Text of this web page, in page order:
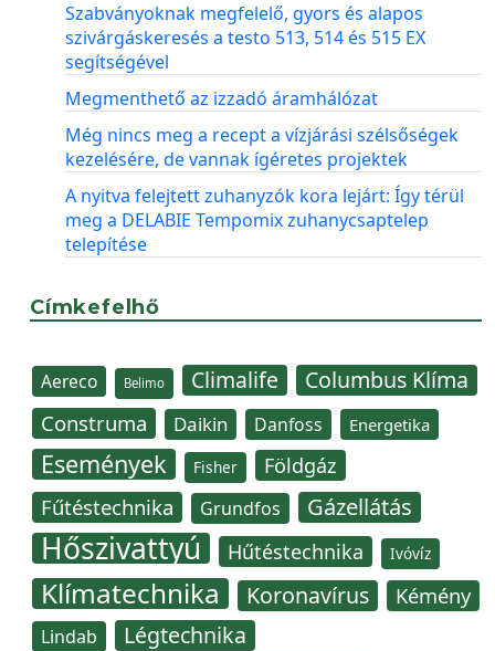
Szabványoknak megfelelő, gyors és alapos
szivárgáskeresés a testo 513, 514 és 515 EX
segítségével
Megmenthető az izzadó áramhálózat
Még nincs meg a recept a vízjárási szélsőségek
kezelésére, de vannak ígéretes projektek
A nyitva felejtett zuhanyzók kora lejárt: Így térül
meg a DELABIE Tempomix zuhanycsaptelep
telepítése
Címkefelhő
Aereco Belimo Climalife Columbus Klíma
Construma Daikin Danfoss Energetika
Események Fisher Földgáz
Fűtéstechnika Grundfos Gázellátás
Hőszivattyú Hűtéstechnika Ivóvíz
Klímatechnika Koronavírus Kémény
Lindab Légtechnika